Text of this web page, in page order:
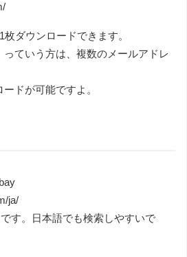
ダウンロードできます。
ていう方は、複数のメールアドレ
ドが可能ですよ。
ja/
す。日本語でも検索しやすいで